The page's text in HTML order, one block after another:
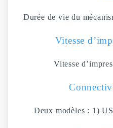
Durée de vie du
Vitesse
Vitesse
Deux modèles : 1)